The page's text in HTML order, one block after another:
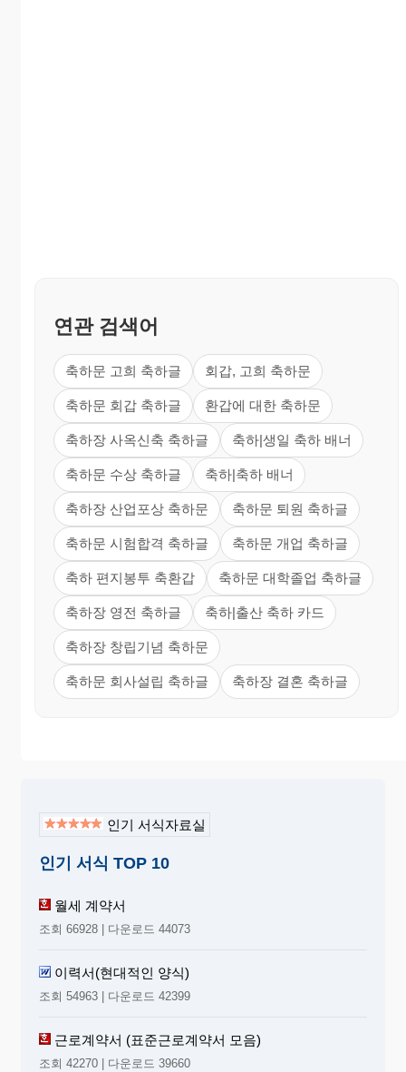
연관 검색어
축하문 고희 축하글 회갑, 고희 축하문
축하문 회갑 축하글 환갑에 대한 축하문
축하장 사옥신축 축하글 축하|생일 축하 배너
축하문 수상 축하글 축하|축하 배너
축하장 산업포상 축하문 축하문 퇴원 축하글
축하문 시험합격 축하글 축하문 개업 축하글
축하 편지봉투 축환갑 축하문 대학졸업 축하글
축하장 영전 축하글 축하|출산 축하 카드
축하장 창립기념 축하문
축하문 회사설립 축하글 축하장 결혼 축하글
인기 서식자료실
인기 서식 TOP 10
월세 계약서
조회 66928 | 다운로드 44073
이력서(현대적인 양식)
조회 54963 | 다운로드 42399
근로계약서 (표준근로계약서 모음)
조회 42270 | 다운로드 39660